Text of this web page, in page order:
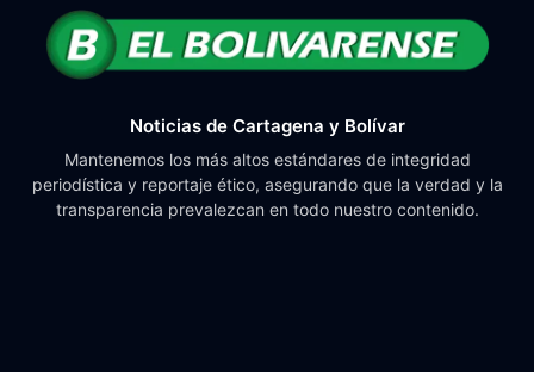
Noticias de Cartagena y Bolívar
Mantenemos los más altos estándares de integridad
periodística y reportaje ético, asegurando que la verdad y la
transparencia prevalezcan en todo nuestro contenido.